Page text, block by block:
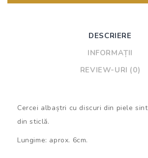
DESCRIERE
INFORMAȚII
REVIEW-URI (0)
Cercei albaștri cu discuri din piele
din sticlă.
Lungime: aprox. 6cm.